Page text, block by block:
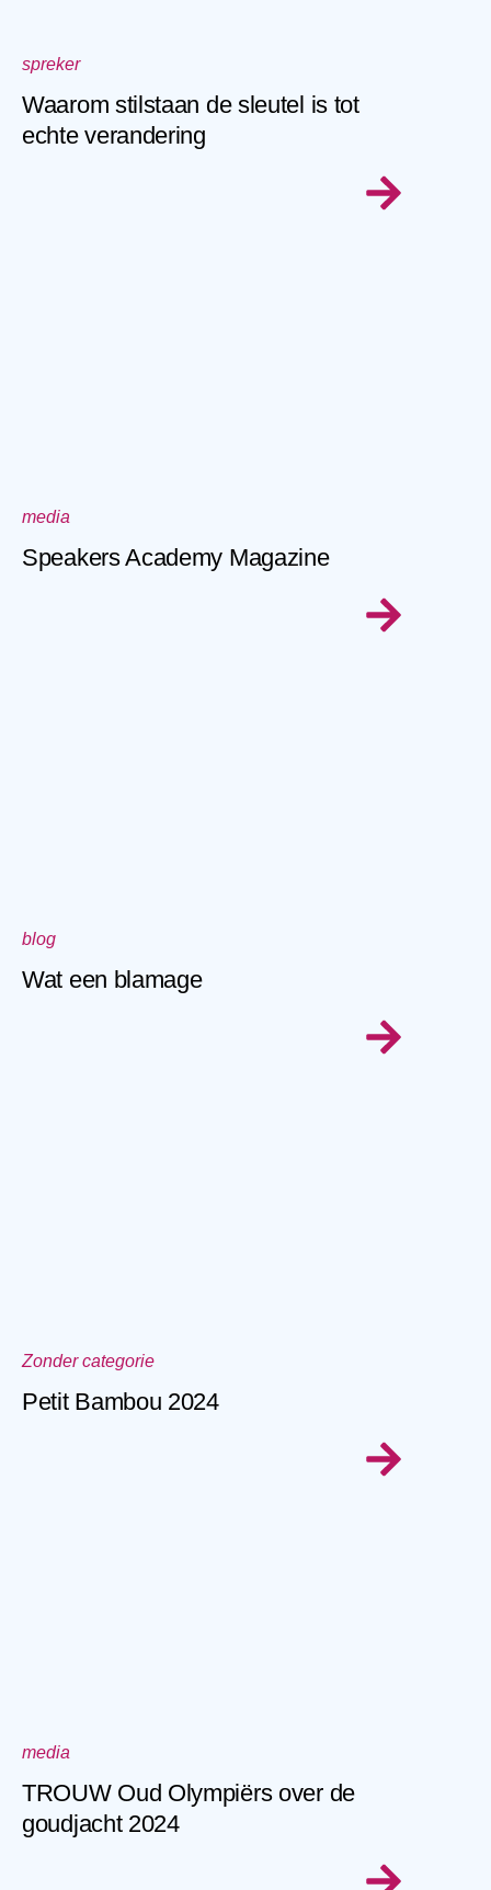
spreker
Waarom stilstaan de sleutel is tot
echte verandering
media
Speakers Academy Magazine
blog
Wat een blamage
Zonder categorie
Petit Bambou 2024
media
TROUW Oud Olympiërs over de
goudjacht 2024